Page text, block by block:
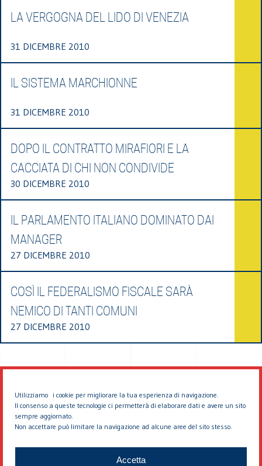
Utilizziamo i cookie per migliorare la tua esperienza di navigazione.
Il consenso a queste tecnologie ci permetterà di elaborare dati e avere un sito
sempre aggiornato.
Non accettare può limitare la navigazione ad alcune aree del sito stesso.
Accetta
LA VERGOGNA DEL LIDO DI VENEZIA
31 DICEMBRE 2010
IL SISTEMA MARCHIONNE
31 DICEMBRE 2010
DOPO IL CONTRATTO MIRAFIORI E LA
CACCIATA DI CHI NON CONDIVIDE
30 DICEMBRE 2010
IL PARLAMENTO ITALIANO DOMINATO DAI
MANAGER
27 DICEMBRE 2010
COSÌ IL FEDERALISMO FISCALE SARÀ
NEMICO DI TANTI COMUNI
27 DICEMBRE 2010
© 2026 EDDYBURG